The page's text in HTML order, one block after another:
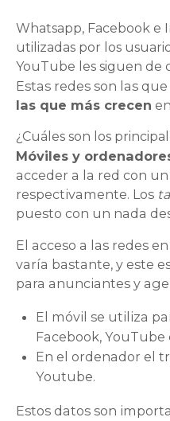
Whatsapp, Facebook e
utilizadas por los
YouTube les siguen de
Estas redes son las
las que más crecen
¿Cuáles son los
Móviles y
acceder a la red con un
respectivamente. Los
puesto con un nada
El acceso a las redes
varía bastante, y este
para anunciantes y
El móvil se utiliza
Facebook,
En el ordenador el
Youtube.
Estos datos son